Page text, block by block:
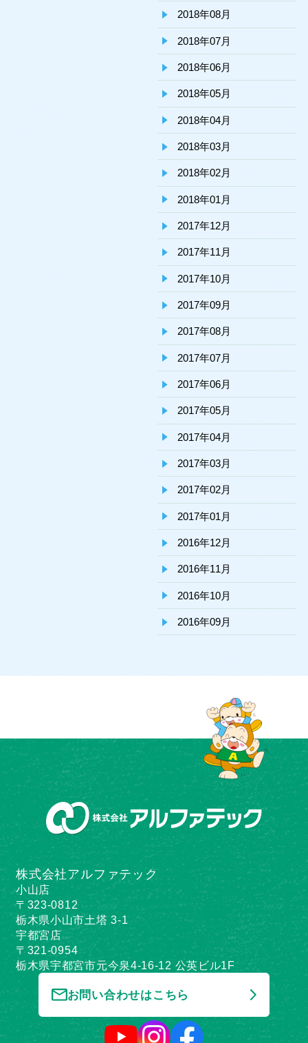
2018年08月
2018年07月
2018年06月
2018年05月
2018年04月
2018年03月
2018年02月
2018年01月
2017年12月
2017年11月
2017年10月
2017年09月
2017年08月
2017年07月
2017年06月
2017年05月
2017年04月
2017年03月
2017年02月
2017年01月
2016年12月
2016年11月
2016年10月
2016年09月
株式会社アルファテック
小山店
〒323-0812
栃木県小山市土塔 3-1
宇都宮店
〒321-0954
栃木県宇都宮市元今泉4-16-12 公英ビル1F
お問い合わせはこちら